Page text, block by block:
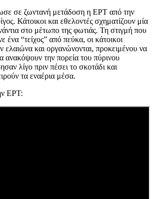
σε ζωντανή μετάδοση η ΕΡΤ από την
Κάτοικοι και εθελοντές σχηματίζουν μία
στο μέτωπο της φωτιάς. Τη στιγμή που
ένα “τείχος” από πεύκα, οι κάτοικοι
ελαιώνα και οργανώνονται, προκειμένου να
την πορεία του πύρινου
λίγο πριν πέσει το σκοτάδι και
τα εναέρια μέσα.
ΕΡΤ: